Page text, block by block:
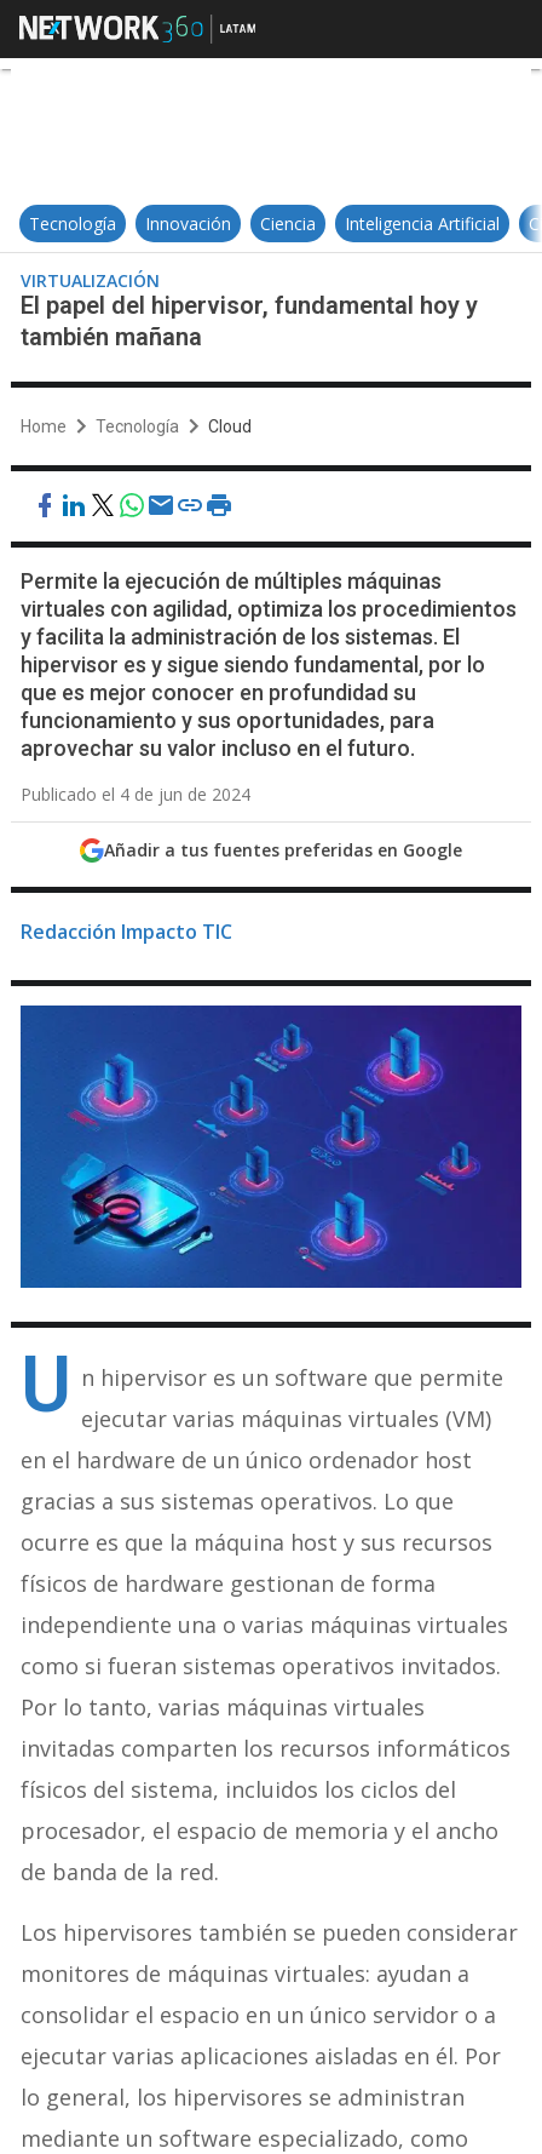
El papel del hipervisor,
Tecnología Innovación Ciencia Inteligencia Artificial
VIRTUALIZACIÓN
El papel del hipervisor, fundamental hoy y
también mañana
Home Tecnología Cloud
Permite la ejecución de múltiples máquinas
virtuales con agilidad, optimiza los procedimientos
y facilita la administración de los sistemas. El
hipervisor es y sigue siendo fundamental, por lo
que es mejor conocer en profundidad su
funcionamiento y sus oportunidades, para
aprovechar su valor incluso en el futuro.
Publicado el 4 de jun de 2024
Añadir a tus fuentes preferidas en Google
Redacción Impacto TIC
U n hipervisor es un software que permite
ejecutar varias máquinas virtuales (VM)
en el hardware de un único ordenador host
gracias a sus sistemas operativos. Lo que
ocurre es que la máquina host y sus recursos
físicos de hardware gestionan de forma
independiente una o varias máquinas virtuales
como si fueran sistemas operativos invitados.
Por lo tanto, varias máquinas virtuales
invitadas comparten los recursos informáticos
físicos del sistema, incluidos los ciclos del
procesador, el espacio de memoria y el ancho
de banda de la red.
Los hipervisores también se pueden considerar
monitores de máquinas virtuales: ayudan a
consolidar el espacio en un único servidor o a
ejecutar varias aplicaciones aisladas en él. Por
lo general, los hipervisores se administran
mediante un software especializado, como